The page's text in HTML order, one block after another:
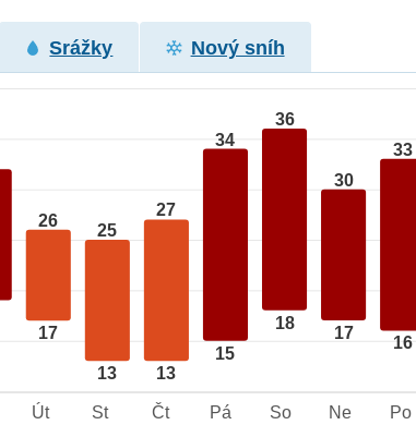
Srážky Nový sníh
26
17
25
13
27
13
34
15
36
18
30
17
33
16
Út St Čt Pá So Ne Po